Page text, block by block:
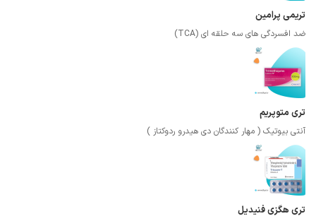
تریمی پرامین
ضد افسردگی های سه حلقه ای (TCA)
تری متوپریم
آنتی بیوتیک ( مهار کنندگان دی هیدرو ردوکتاز )
تری هگزی فنیدیل